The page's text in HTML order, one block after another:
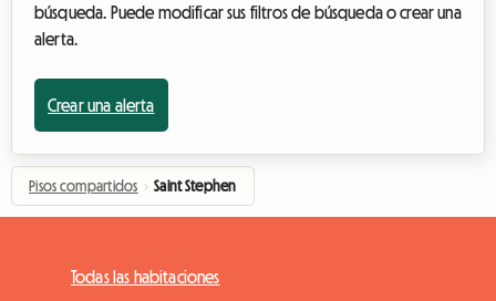
búsqueda. Puede modificar sus filtros de búsqueda o crear una
alerta.
Crear una alerta
Pisos compartidos › Saint Stephen
Todas las habitaciones